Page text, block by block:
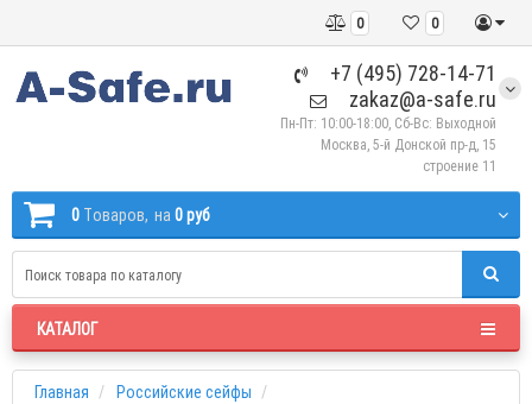
0
0
+7 (495) 728-14-71
zakaz@a-safe.ru
Пн-Пт: 10:00-18:00, Сб-Вс: Выходной
Москва, 5-й Донской пр-д, 15
строение 11
0 Tоваров, на 0 руб
КАТАЛОГ
Главная
Российские сейфы